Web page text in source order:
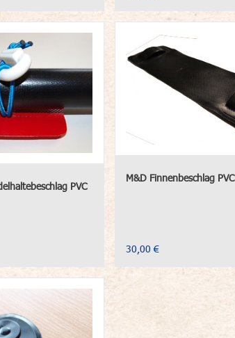
PVC
M&D Finnenbeschlag PVC
30,00 €